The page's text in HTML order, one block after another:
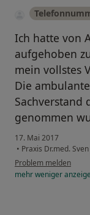
Ich hatte von
aufgehoben
mein vollstes
Die
Sachverstand
genommen
17. Mai 2017
• Praxis Dr.med.
Problem melden
mehrweniger